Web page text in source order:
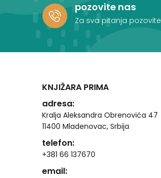
pozovite nas
Za sva pitanja pozovite
KNJIŽARA PRIMA
adresa:
Kralja Aleksandra Obrenovića 47
11400 Mladenovac, Srbija
telefon:
+381 66 137670
email: